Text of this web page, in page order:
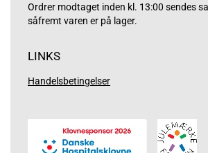
Ordrer modtaget inden kl. 13:00 sendes
såfremt varen er på lager.
LINKS
Handelsbetingelser